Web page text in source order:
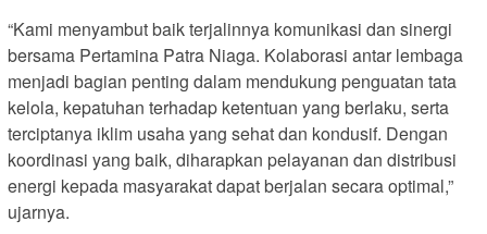
“Kami menyambut baik terjalinnya komunikasi dan sinergi
bersama Pertamina Patra Niaga. Kolaborasi antar lembaga
menjadi bagian penting dalam mendukung penguatan tata
kelola, kepatuhan terhadap ketentuan yang berlaku, serta
terciptanya iklim usaha yang sehat dan kondusif. Dengan
koordinasi yang baik, diharapkan pelayanan dan distribusi
energi kepada masyarakat dapat berjalan secara optimal,”
ujarnya.